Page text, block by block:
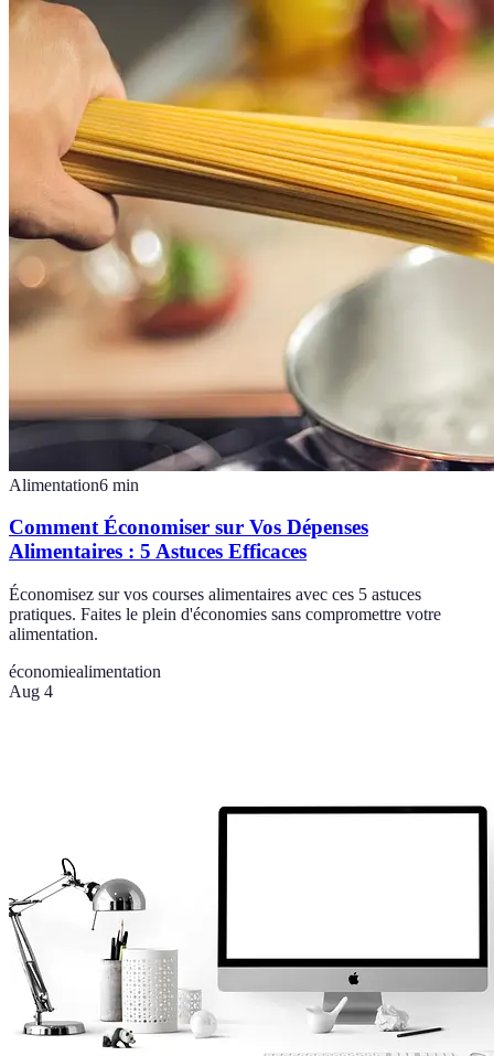
Alimentation6 min
Comment Économiser sur Vos Dépenses
Alimentaires : 5 Astuces Efficaces
Économisez sur vos courses alimentaires avec ces 5 astuces
pratiques. Faites le plein d'économies sans compromettre votre
alimentation.
économiealimentation
Aug 4